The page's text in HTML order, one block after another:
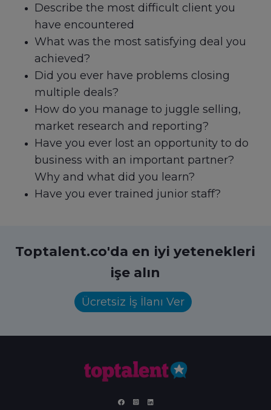
Describe the most difficult client you
have encountered
What was the most satisfying deal you
achieved?
Did you ever have problems closing
multiple deals?
How do you manage to juggle selling,
market research and reporting?
Have you ever lost an opportunity to do
business with an important partner?
Why and what did you learn?
Have you ever trained junior staff?
Toptalent.co'da en iyi yetenekleri
işe alın
Ücretsiz İş İlanı Ver